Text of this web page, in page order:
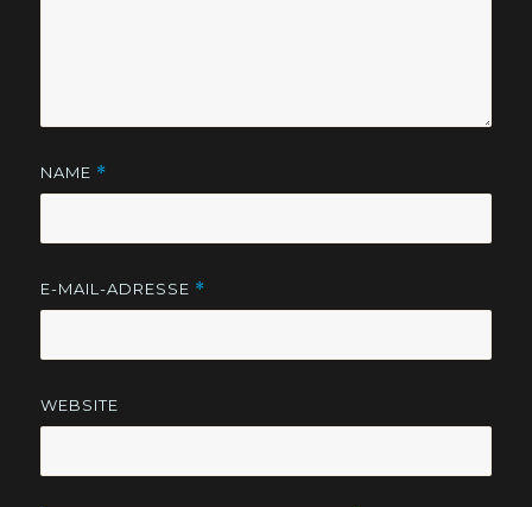
NAME *
E-MAIL-ADRESSE *
WEBSITE